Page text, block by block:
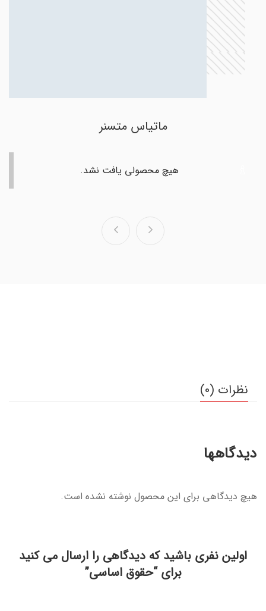
ماتیاس متسنر
هیچ محصولی یافت نشد.
نظرات (0)
دیدگاهها
هیچ دیدگاهی برای این محصول نوشته نشده است.
اولین نفری باشید که دیدگاهی را ارسال می کنید
برای “حقوق اساسی”